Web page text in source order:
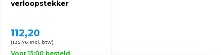
verloopstekker
112,20
(135,76 Incl. btw)
Voor 15:00 besteld,